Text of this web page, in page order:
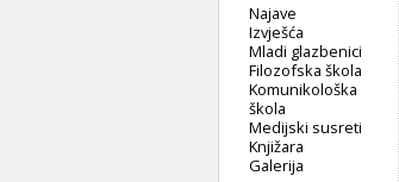
Najave
Izvješća
Mladi glazbenici
Filozofska škola
Komunikološka
škola
Medijski susreti
Knjižara
Galerija